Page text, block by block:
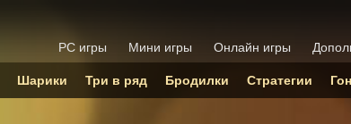
PC игры Мини игры Онлайн игры
Шарики Три в ряд Бродилки Стратегии